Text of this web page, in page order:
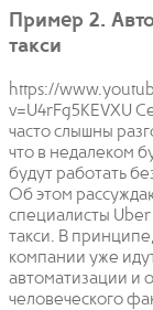
Пример 2.
такси
https://
v=U4rFg5KEVXU
часто слышны
что в недалеком
будут работать
Об этом
специалисты
такси. В
компании уже
автоматизации и
человеческого